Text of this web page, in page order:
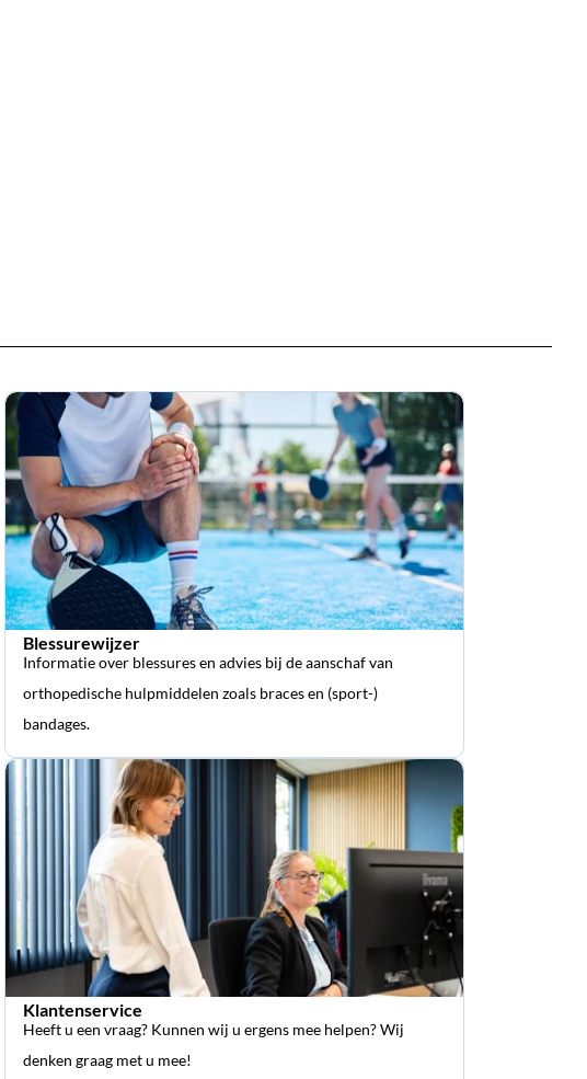
Blessurewijzer
Informatie over blessures en advies bij de aanschaf van
orthopedische hulpmiddelen zoals braces en (sport-)
bandages.
Klantenservice
Heeft u een vraag? Kunnen wij u ergens mee helpen? Wij
denken graag met u mee!